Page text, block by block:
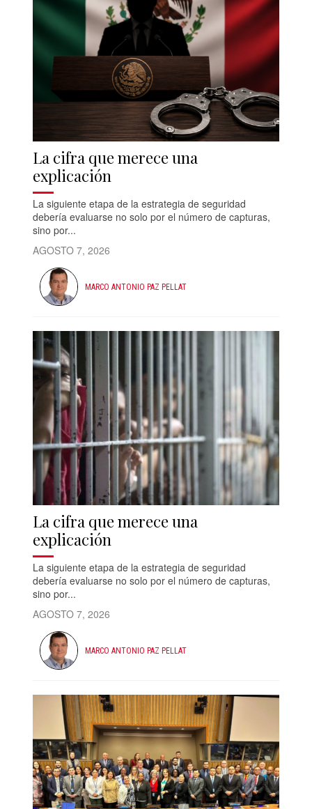
La cifra que merece una
explicación
La siguiente etapa de la estrategia de seguridad
debería evaluarse no solo por el número de capturas,
sino por...
AGOSTO 7, 2026
MARCO ANTONIO PAZ PELLAT
La cifra que merece una
explicación
La siguiente etapa de la estrategia de seguridad
debería evaluarse no solo por el número de capturas,
sino por...
AGOSTO 7, 2026
MARCO ANTONIO PAZ PELLAT